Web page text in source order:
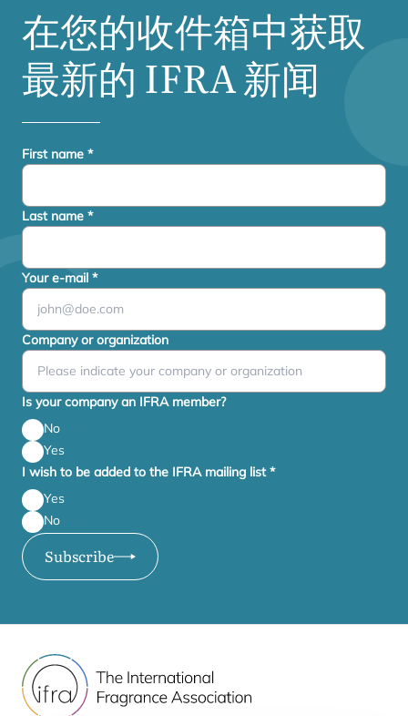
在您的收件箱中获取
最新的 IFRA新闻
First name *
Last name *
Your e-mail *
Company or organization
Is your company an IFRA member?
No
Yes
I wish to be added to the IFRA mailing list*
Yes
No
Subscribe